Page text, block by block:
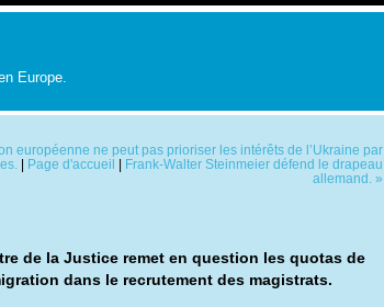
Europe.
européenne ne peut pas prioriser les intérêts de l’Ukraine par
| Page d'accueil | Frank-Walter Steinmeier défend le drapeau
allemand. »
de la Justice remet en question les quotas de
dans le recrutement des magistrats.